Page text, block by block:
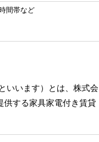
間帯など
いいます）とは、株式会
供する家具家電付き賃貸